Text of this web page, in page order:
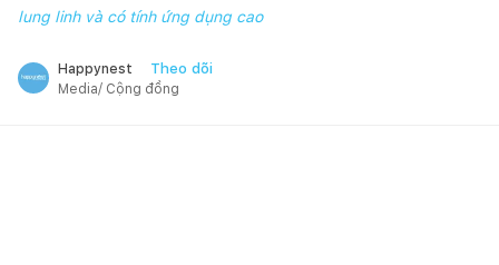
lung linh và có tính ứng dụng cao
Happynest Theo dõi
Media/ Cộng đồng